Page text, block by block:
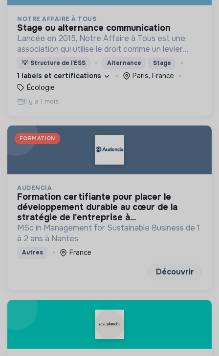
NOTRE AFFAIRE À TOUS
stage ou alternance communication
Lancée en 2015, Notre Affaire à Tous est une
association qui utilise le droit comme un levier
stratégique de lutte contre la triple crise
environnementale - climat, biodiversité, pollution.
💡 Structure de l’ESS Alternance Stage
1 labels et certifications
Paris, France
Écologie
Il y a 1 mois
FORMATION
AUDENCIA
formation certifiante pour placer le
développement durable au cœur de la
stratégie de l'entreprise à...
MSc in Management for Sustainable Business de 1
à 2 ans à Nantes
Autres France
Découvrir